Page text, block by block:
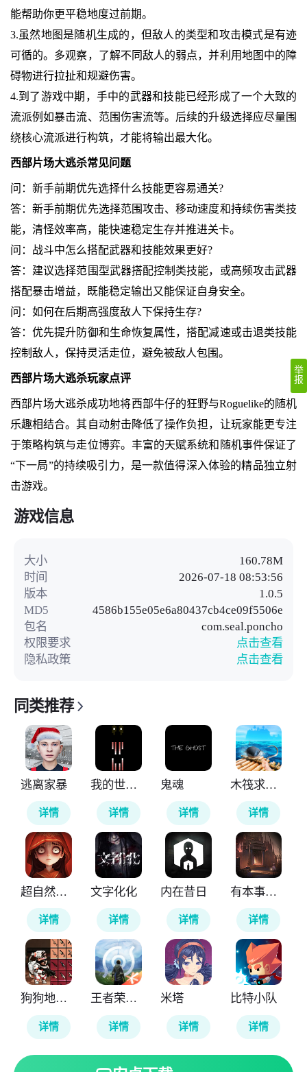
能帮助你更平稳地度过前期。
3.虽然地图是随机生成的，但敌人的类型和攻击模式是有迹
可循的。多观察，了解不同敌人的弱点，并利用地图中的障
碍物进行拉扯和规避伤害。
4.到了游戏中期，手中的武器和技能已经形成了一个大致的
流派例如暴击流、范围伤害流等。后续的升级选择应尽量围
绕核心流派进行构筑，才能将输出最大化。
西部片场大逃杀常见问题
问：新手前期优先选择什么技能更容易通关?
答：新手前期优先选择范围攻击、移动速度和持续伤害类技
能，清怪效率高，能快速稳定生存并推进关卡。
问：战斗中怎么搭配武器和技能效果更好?
答：建议选择范围型武器搭配控制类技能，或高频攻击武器
搭配暴击增益，既能稳定输出又能保证自身安全。
问：如何在后期高强度敌人下保持生存?
答：优先提升防御和生命恢复属性，搭配减速或击退类技能
控制敌人，保持灵活走位，避免被敌人包围。
西部片场大逃杀玩家点评
西部片场大逃杀成功地将西部牛仔的狂野与Roguelike的随机
乐趣相结合。其自动射击降低了操作负担，让玩家能更专注
于策略构筑与走位博弈。丰富的天赋系统和随机事件保证了
“下一局”的持续吸引力，是一款值得深入体验的精品独立射
击游戏。
游戏信息
大小
160.78M
时间
2026-07-18 08:53:56
版本
1.0.5
MD5
4586b155e05e6a80437cb4ce09f5506e
包名
com.seal.poncho
权限要求
点击查看
隐私政策
点击查看
同类推荐
逃离家暴
详情
我的世界雾中人
详情
鬼魂
详情
木筏求生4无尽之海
详情
超自然行动组
详情
文字化化
详情
内在昔日
详情
有本事来开门
详情
狗狗地铁突围2
详情
王者荣耀世界
详情
米塔
详情
比特小队
详情
举
报